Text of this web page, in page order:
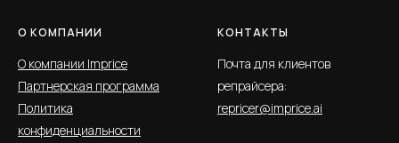
О КОМПАНИИ
О компании Imprice
Партнерская программа
Политика
конфиденциальности
КОНТАКТЫ
Почта для клиентов
репрайсера:
repricer@imprice.ai